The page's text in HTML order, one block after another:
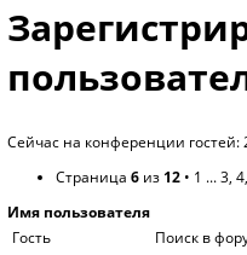
Сейчас на конференции гостей:
Страница 6 из 12 • 1 ...3, 4,
Имя пользователя
Гость
Поиск в